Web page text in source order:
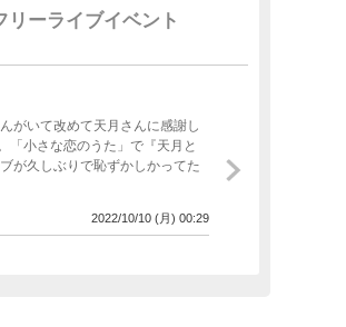
ーライブイベント
がいて改めて天月さんに感謝し
「小さな恋のうた」で『天月と
が久しぶりで恥ずかしかってた
2022/10/10 (月) 00:29